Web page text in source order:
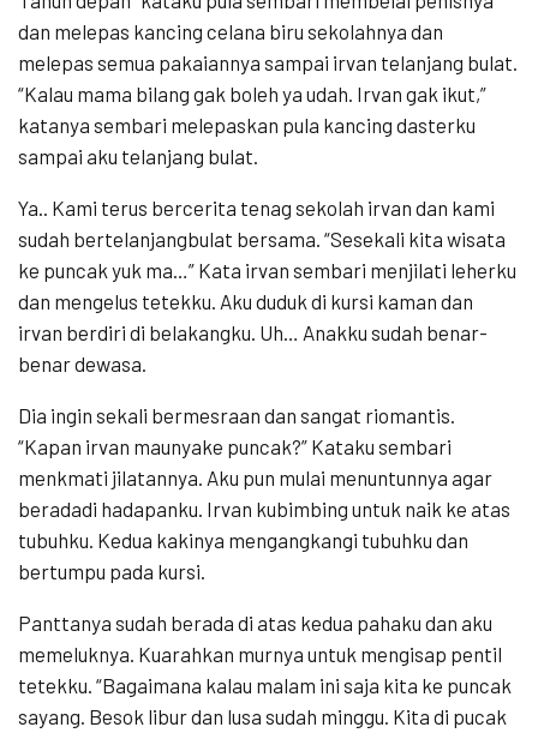
dan melepas kancing celana biru sekolahnya dan
melepas semua pakaiannya sampai irvan telanjang bulat.
“Kalau mama bilang gak boleh ya udah. Irvan gak ikut,”
katanya sembari melepaskan pula kancing dasterku
sampai aku telanjang bulat.
Ya.. Kami terus bercerita tenag sekolah irvan dan kami
sudah bertelanjangbulat bersama. “Sesekali kita wisata
ke puncak yuk ma…” Kata irvan sembari menjilati leherku
dan mengelus tetekku. Aku duduk di kursi kaman dan
irvan berdiri di belakangku. Uh… Anakku sudah benar-
benar dewasa.
Dia ingin sekali bermesraan dan sangat riomantis.
“Kapan irvan maunyake puncak?” Kataku sembari
menkmati jilatannya. Aku pun mulai menuntunnya agar
beradadi hadapanku. Irvan kubimbing untuk naik ke atas
tubuhku. Kedua kakinya mengangkangi tubuhku dan
bertumpu pada kursi.
Panttanya sudah berada di atas kedua pahaku dan aku
memeluknya. Kuarahkan murnya untuk mengisap pentil
tetekku. “Bagaimana kalau malam ini saja kita ke puncak
sayang. Besok libur dan lusa sudah minggu. Kita di pucak